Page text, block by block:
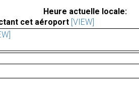
Heure actuelle locale:
cet aéroport [VIEW]